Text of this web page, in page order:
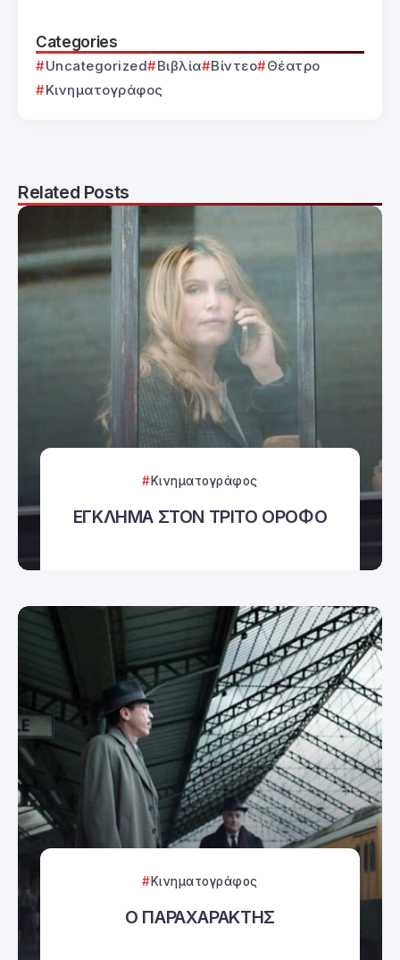
Categories
Uncategorized Βιβλία Βίντεο
Θέατρο
Κινηματογράφος
Related Posts
Κινηματογράφος
ΕΓΚΛΗΜΑ ΣΤΟΝ ΤΡΙΤΟ ΟΡΟΦΟ
Κινηματογράφος
Ο ΠΑΡΑΧΑΡΑΚΤΗΣ